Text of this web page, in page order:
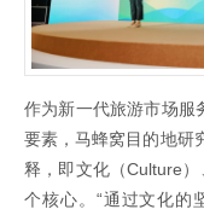
作为新一代旅游市场服
要素，马蜂窝目的地研
释，即文化（Culture
个核心。“通过文化的